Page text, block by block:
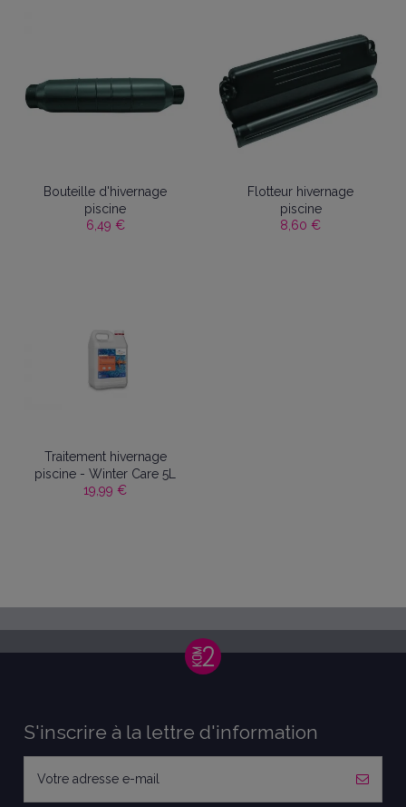
Bouteille d'hivernage
piscine
6,49 €
Flotteur hivernage
piscine
8,60 €
Traitement hivernage
piscine - Winter Care 5L
19,99 €
S'inscrire à la lettre d'information